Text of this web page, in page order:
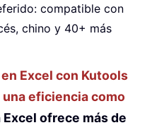
compatible con
chino y 40+ más
Excel con Kutools
eficiencia como
ofrece más de